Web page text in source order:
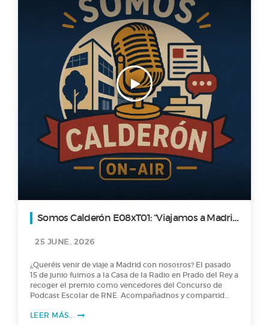
Somos Calderón E08xT01: “Viajamos a Madrid
25 JUNE. 2026
¿Queréis venir de viaje a Madrid con nosotros? El pasado
15 de junio fuimos a la Casa de la Radio en Prado del Rey a
recoger el premio como vencedores del Concurso de
Podcast Escolar de RNE. Acompañadnos y compartid
curso y la temporada? Ah y con sorpresa final:
LEER MÁS...